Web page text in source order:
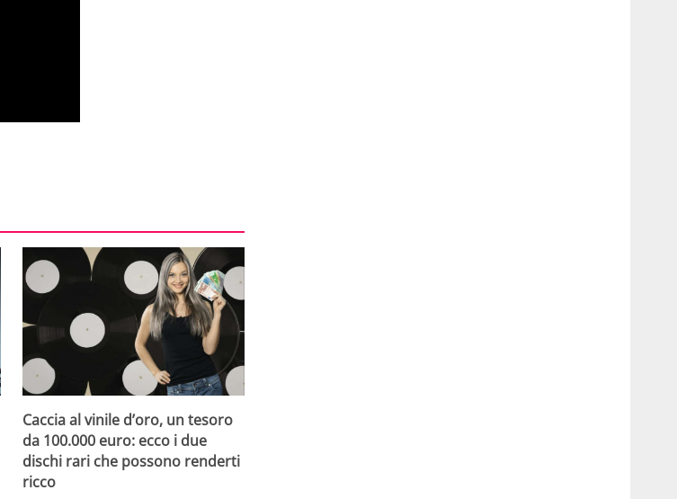
Caccia al vinile d’oro, un tesoro
da 100.000 euro: ecco i due
dischi rari che possono renderti
ricco